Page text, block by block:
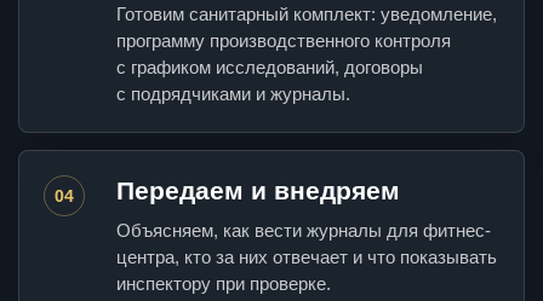
Готовим санитарный комплект: уведомление,
программу производственного контроля
с графиком исследований, договоры
с подрядчиками и журналы.
04 Передаем и внедряем
Объясняем, как вести журналы для фитнес-
центра, кто за них отвечает и что показывать
инспектору при проверке.